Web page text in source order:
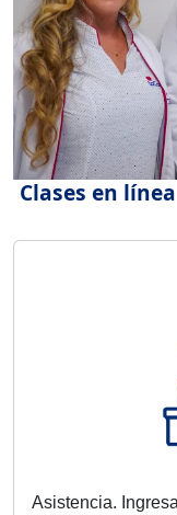
Clases en línea
Asistencia.